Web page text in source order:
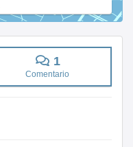
1
Comentario